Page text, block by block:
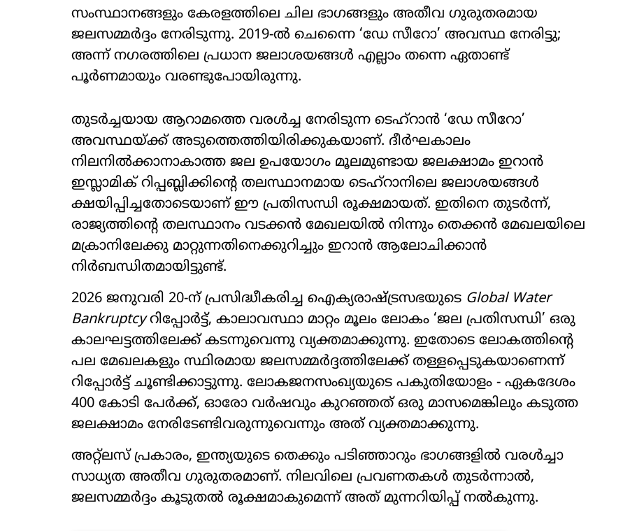
സംസ്ഥാനങ്ങളും കേരളത്തിലെ ചില ഭാഗങ്ങളും അതീവ ഗുരുതരമായ
ജലസമ്മർദ്ദം നേരിടുന്നു. 2019-ൽ ചെന്നൈ ‘ഡേ സീറോ’ അവസ്ഥ നേരിട്ടു;
അന്ന് നഗരത്തിലെ പ്രധാന ജലാശയങ്ങൾ എല്ലാം തന്നെ ഏതാണ്ട്
പൂർണമായും വരണ്ടുപോയിരുന്നു.
തുടർച്ചയായ ആറാമത്തെ വരൾച്ച നേരിടുന്ന ടെഹ്റാൻ ‘ഡേ സീറോ’
അവസ്ഥയ്ക്ക് അടുത്തെത്തിയിരിക്കുകയാണ്. ദീർഘകാലം
നിലനിൽക്കാനാകാത്ത ജല ഉപയോഗം മൂലമുണ്ടായ ജലക്ഷാമം ഇറാൻ
ഇസ്ലാമിക് റിപ്പബ്ലിക്കിന്റെ തലസ്ഥാനമായ ടെഹ്റാനിലെ ജലാശയങ്ങൾ
ക്ഷയിപ്പിച്ചതോടെയാണ് ഈ പ്രതിസന്ധി രൂക്ഷമായത്. ഇതിനെ തുടർന്ന്,
രാജ്യത്തിന്റെ തലസ്ഥാനം വടക്കൻ മേഖലയിൽ നിന്നും തെക്കൻ മേഖലയിലെ
മക്രാനിലേക്കു മാറ്റുന്നതിനെക്കുറിച്ചും ഇറാൻ ആലോചിക്കാൻ
നിർബന്ധിതമായിട്ടുണ്ട്.
2026 ജനുവരി 20-ന് പ്രസിദ്ധീകരിച്ച ഐക്യരാഷ്ട്രസഭയുടെ Global Water
Bankruptcyറിപ്പോർട്ട്, കാലാവസ്ഥാ മാറ്റം മൂലം ലോകം ‘ജല പ്രതിസന്ധി’ ഒരു
കാലഘട്ടത്തിലേക്ക് കടന്നുവെന്നു വ്യക്തമാക്കുന്നു. ഇതോടെ ലോകത്തിന്റെ
പല മേഖലകളും സ്ഥിരമായ ജലസമ്മർദ്ദത്തിലേക്ക് തള്ളപ്പെടുകയാണെന്ന്
റിപ്പോർട്ട് ചൂണ്ടിക്കാട്ടുന്നു. ലോകജനസംഖ്യയുടെ പകുതിയോളം - ഏകദേശം
400 കോടി പേർക്ക്, ഓരോ വർഷവും കുറഞ്ഞത് ഒരു മാസമെങ്കിലും കടുത്ത
ജലക്ഷാമം നേരിടേണ്ടിവരുന്നുവെന്നും അത് വ്യക്തമാക്കുന്നു.
അറ്റ്ലസ് പ്രകാരം, ഇന്ത്യയുടെ തെക്കും പടിഞ്ഞാറും ഭാഗങ്ങളിൽ വരൾച്ചാ
സാധ്യത അതീവ ഗുരുതരമാണ്. നിലവിലെ പ്രവണതകൾ തുടർന്നാൽ,
ജലസമ്മർദ്ദം കൂടുതൽ രൂക്ഷമാകുമെന്ന് അത് മുന്നറിയിപ്പ് നൽകുന്നു.